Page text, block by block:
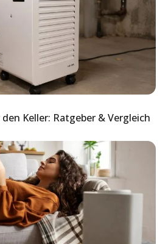
Keller: Ratgeber & Vergleich